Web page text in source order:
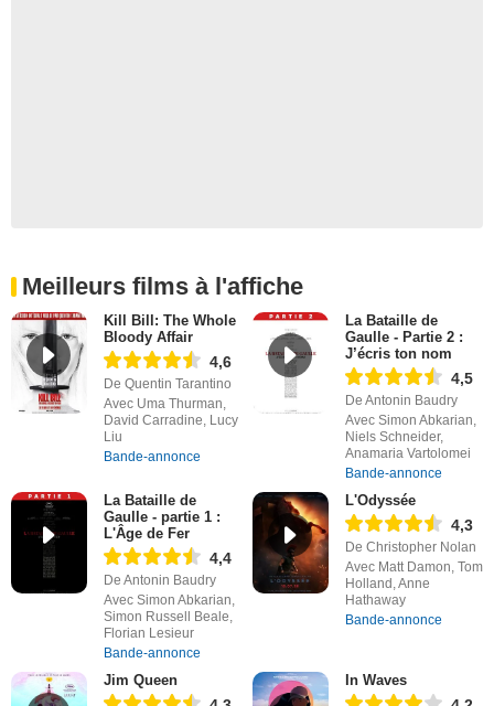
Meilleurs films à l'affiche
Kill Bill: The Whole
Bloody Affair
4,6
De Quentin Tarantino
Avec Uma Thurman,
David Carradine, Lucy
Liu
Bande-annonce
La Bataille de
Gaulle - Partie 2 :
J’écris ton nom
4,5
De Antonin Baudry
Avec Simon Abkarian,
Niels Schneider,
Anamaria Vartolomei
Bande-annonce
La Bataille de
Gaulle - partie 1 :
L'Âge de Fer
4,4
De Antonin Baudry
Avec Simon Abkarian,
Simon Russell Beale,
Florian Lesieur
Bande-annonce
L'Odyssée
4,3
De Christopher Nolan
Avec Matt Damon, Tom
Holland, Anne
Hathaway
Bande-annonce
Jim Queen In Waves